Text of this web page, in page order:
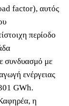
factor), αυτός
περίοδο
συνδυασμό με
ενέργειας
GWh.
η